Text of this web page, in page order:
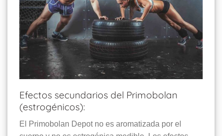
Efectos secundarios del Primobolan
(estrogénicos):
El Primobolan Depot no es aromatizada por el